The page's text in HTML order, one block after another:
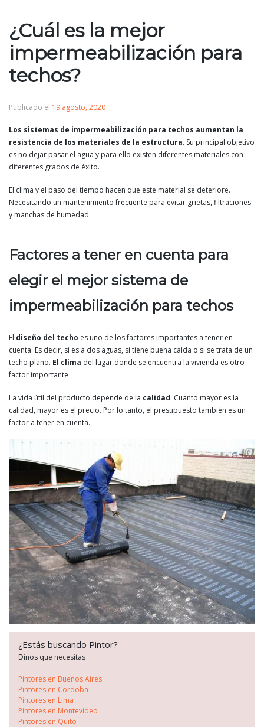
¿Cuál es la mejor
impermeabilización para
techos?
Publicado el 19 agosto, 2020
Los sistemas de impermeabilización para techos aumentan la
resistencia de los materiales de la estructura. Su principal objetivo
es no dejar pasar el agua y para ello existen diferentes materiales con
diferentes grados de éxito.
El clima y el paso del tiempo hacen que este material se deteriore.
Necesitando un mantenimiento frecuente para evitar grietas, filtraciones
y manchas de humedad.
Factores a tener en cuenta para
elegir el mejor sistema de
impermeabilización para techos
El diseño del techo es uno de los factores importantes a tener en
cuenta. Es decir, si es a dos aguas, si tiene buena caída o si se trata de un
techo plano. El clima del lugar donde se encuentra la vivienda es otro
factor importante
La vida útil del producto depende de la calidad. Cuanto mayor es la
calidad, mayor es el precio. Por lo tanto, el presupuesto también es un
factor a tener en cuenta.
¿Estás buscando Pintor?
Dinos que necesitas
Pintores en Buenos Aires
Pintores en Cordoba
Pintores en Lima
Pintores en Montevideo
Pintores en Quito